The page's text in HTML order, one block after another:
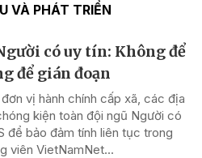
VÀ PHÁT TRIỂN
có uy tín: Không để
để gián đoạn
vị hành chính cấp xã, các địa
kiện toàn đội ngũ Người có
để bảo đảm tính liên tục trong
viên VietNamNet...